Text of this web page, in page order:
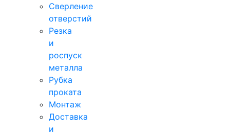
Сверление
отверстий
Резка
и
роспуск
металла
Рубка
проката
Монтаж
Доставка
и